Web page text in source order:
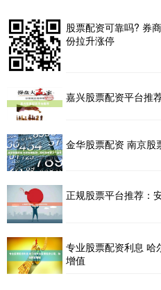
股票配资可靠吗? 券
份拉升涨停
嘉兴股票配资平台推
金华股票配资 南京股
正规股票平台推荐：
专业股票配资利息 哈
增值